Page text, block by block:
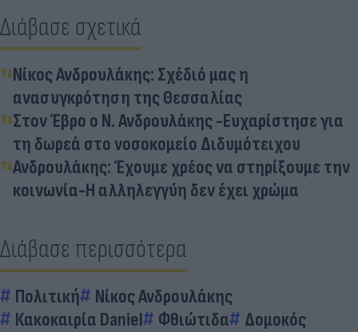
Διάβασε σχετικά
Νίκος Ανδρουλάκης: Σχέδιό μας η
ανασυγκρότηση της Θεσσαλίας
Στον Έβρο ο Ν. Ανδρουλάκης -Ευχαρίστησε για
τη δωρεά στο νοσοκομείο Διδυμότειχου
Ανδρουλάκης: Έχουμε χρέος να στηρίξουμε την
κοινωνία-Η αλληλεγγύη δεν έχει χρώμα
Διάβασε περισσότερα
Πολιτική
Νίκος Ανδρουλάκης
Κακοκαιρία Daniel
Φθιώτιδα Δομοκός